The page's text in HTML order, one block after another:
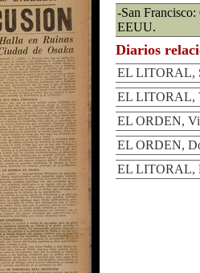
-San
EEUU.
Diarios
EL LITORAL,
EL LITORAL,
EL ORDEN,
EL ORDEN,
EL LITORAL,